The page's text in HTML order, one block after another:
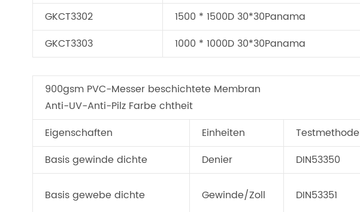
GKCT3302
1500 * 1500D 30*30Panama
GKCT3303
1000 * 1000D 30*30Panama
900gsm PVC-Messer beschichtete Membran
Anti-UV-Anti-Pilz Farbe chtheit
Eigenschaften
Einheiten Testmethode
Basis gewinde dichte
Denier DIN53350
Basis gewebe dichte Gewinde/Zoll DIN53351